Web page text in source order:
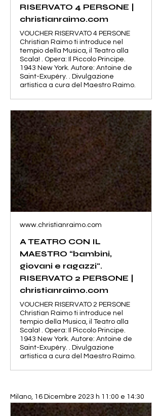
RISERVATO 4 PERSONE |
christianraimo.com
VOUCHER RISERVATO 4 PERSONE
Christian Raimo ti introduce nel
tempio della Musica, il Teatro alla
Scala! . Opera: Il Piccolo Principe.
1943 New York. Autore: Antoine de
Saint-Exupéry. . Divulgazione
artistica a cura del Maestro Raimo.
www.christianraimo.com
A TEATRO CON IL
MAESTRO “bambini,
giovani e ragazzi".
RISERVATO 2 PERSONE |
christianraimo.com
VOUCHER RISERVATO 2 PERSONE
Christian Raimo ti introduce nel
tempio della Musica, il Teatro alla
Scala! . Opera: Il Piccolo Principe.
1943 New York. Autore: Antoine de
Saint-Exupéry. . Divulgazione
artistica a cura del Maestro Raimo.
Milano, 16 Dicembre 2023 h 11:00 e 14:30